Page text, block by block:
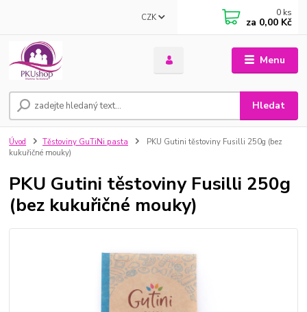
Menu
CZK
Hledat
0 ks
za 0,00 Kč
Úvod Těstoviny GuTiNi pasta
PKU Gutini těstoviny Fusilli 250g (bez
kukuřičné mouky)
PKU Gutini těstoviny Fusilli 250g
(bez kukuřičné mouky)